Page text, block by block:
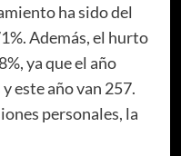
ha sido del
Además, el hurto
ya que el año
este año van 257.
personales, la